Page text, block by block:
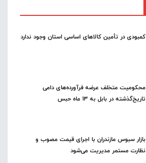
کمبودی در تأمین کالاهای اساسی استان وجود ندارد
محکومیت متخلف عرضه فرآورده‌های دامی
تاریخ‌گذشته در بابل به ۱۳ ماه حبس
بازار سبوس مازندران با اجرای قیمت مصوب و
نظارت مستمر مدیریت می‌شود